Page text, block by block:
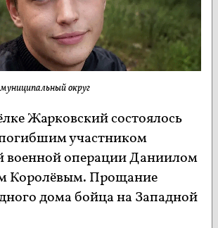
округ
Жарковский состоялось
участником
военной операции Даниилом
Королёвым. Прощание
дома бойца на Западной